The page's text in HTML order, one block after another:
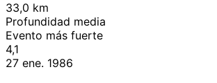
33,0 km
Profundidad media
Evento más fuerte
4,1
27 ene. 1986